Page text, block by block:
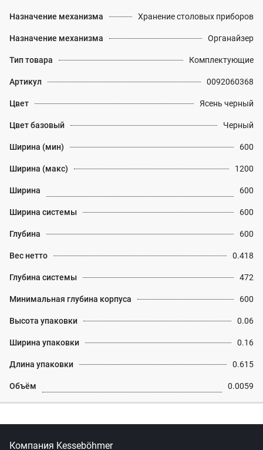
Назначение механизма Хранение столовых приборов
Назначение механизма Органайзер
Тип товара Комплектующие
Артикул 0092060368
Цвет Ясень черный
Цвет базовый Черный
Ширина (мин) 600
Ширина (макс) 1200
Ширина 600
Ширина системы 600
Глубина 600
Вес нетто 0.418
Глубина системы 472
Минимальная глубина корпуса 600
Высота упаковки 0.06
Ширина упаковки 0.16
Длина упаковки 0.615
Объём 0.0059
Компания Kesseböhmer